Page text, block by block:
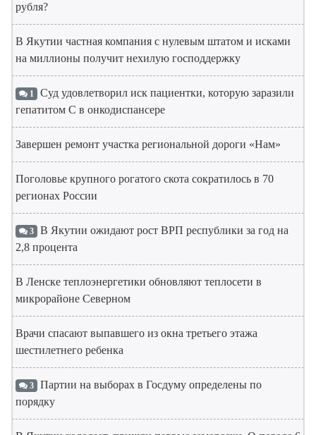
рубля?
В Якутии частная компания с нулевым штатом и исками
на миллионы получит нехилую господдержку
1 Суд удовлетворил иск пациентки, которую заразили
гепатитом С в онкодиспансере
Завершен ремонт участка региональной дороги «Нам»
Поголовье крупного рогатого скота сократилось в 70
регионах России
3 В Якутии ожидают рост ВРП республики за год на
2,8 процента
В Ленске теплоэнергетики обновляют теплосети в
микрорайоне Северном
Врачи спасают выпавшего из окна третьего этажа
шестилетнего ребенка
3 Партии на выборах в Госдуму определены по
порядку